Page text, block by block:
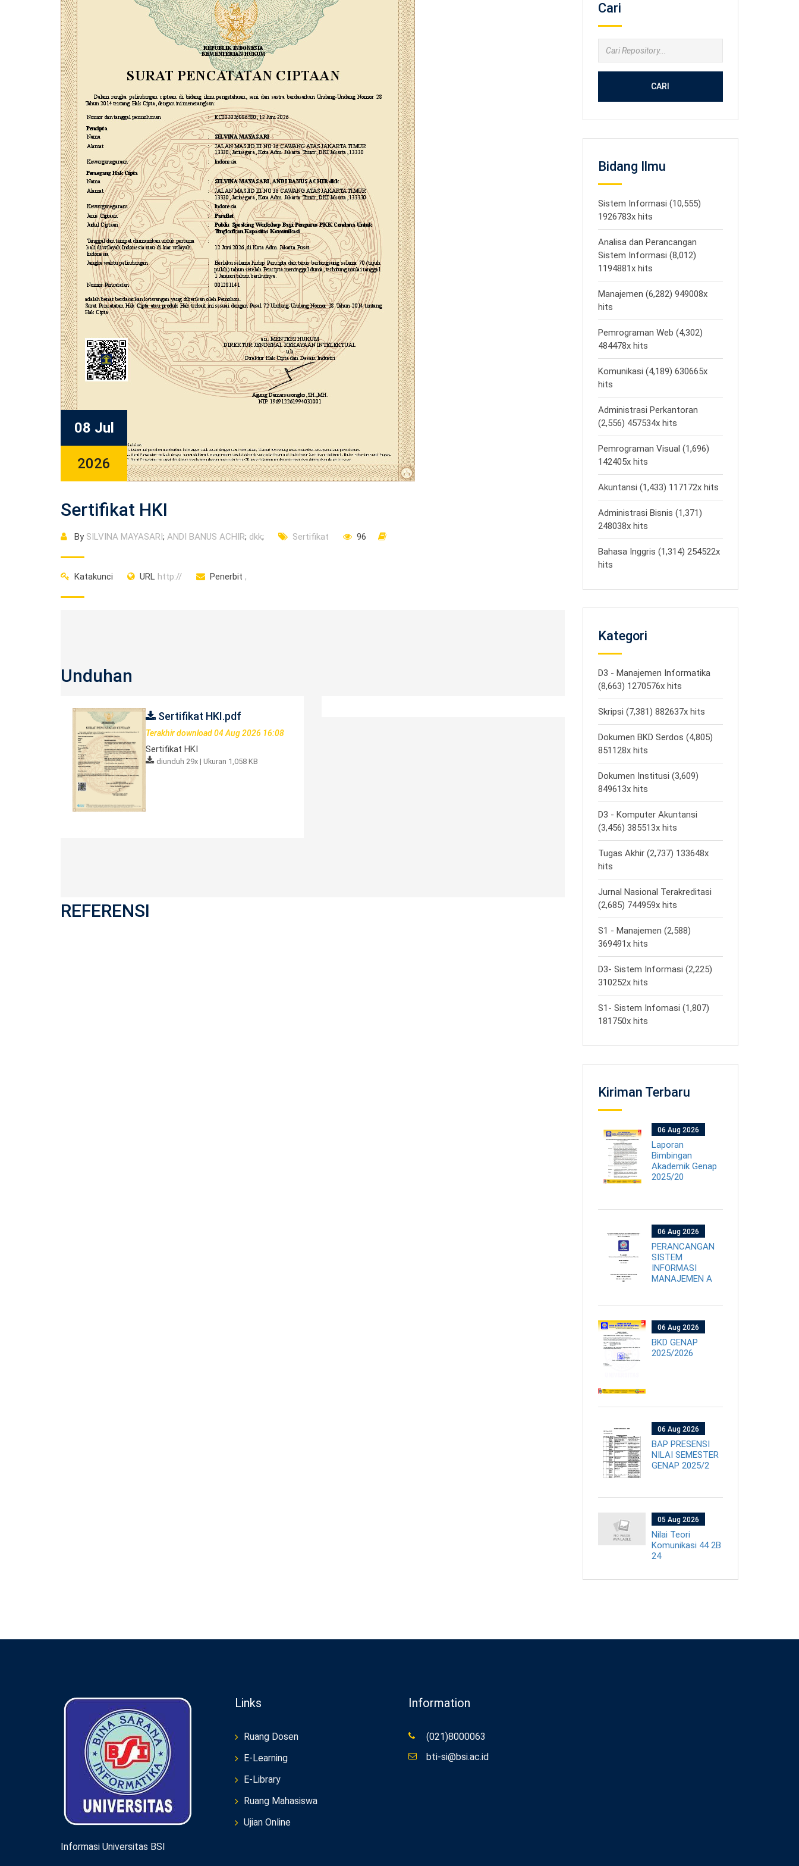
08 Jul
2026
Sertifikat HKI
By SILVINA MAYASARI; ANDI BANUS ACHIR; dkk; Sertifikat 96
Katakunci URL http:// Penerbit ,
Unduhan
Sertifikat HKI.pdf
Terakhir download 04 Aug 2026 16:08
Sertifikat HKI
diunduh 29x | Ukuran 1,058 KB
REFERENSI
Cari
CARI
Bidang Ilmu
Sistem Informasi (10,555)
1926783x hits
Analisa dan Perancangan
Sistem Informasi (8,012)
1194881x hits
Manajemen (6,282) 949008x
hits
Pemrograman Web (4,302)
484478x hits
Komunikasi (4,189) 630665x
hits
Administrasi Perkantoran
(2,556) 457534x hits
Pemrograman Visual (1,696)
142405x hits
Akuntansi (1,433) 117172x hits
Administrasi Bisnis (1,371)
248038x hits
Bahasa Inggris (1,314) 254522x
hits
Kategori
D3 - Manajemen Informatika
(8,663) 1270576x hits
Skripsi (7,381) 882637x hits
Dokumen BKD Serdos (4,805)
851128x hits
Dokumen Institusi (3,609)
849613x hits
D3 - Komputer Akuntansi
(3,456) 385513x hits
Tugas Akhir (2,737) 133648x
hits
Jurnal Nasional Terakreditasi
(2,685) 744959x hits
S1 - Manajemen (2,588)
369491x hits
D3- Sistem Informasi (2,225)
310252x hits
S1- Sistem Infomasi (1,807)
181750x hits
Kiriman Terbaru
06 Aug 2026
Laporan
Bimbingan
Akademik Genap
2025/20
06 Aug 2026
PERANCANGAN
SISTEM
INFORMASI
MANAJEMEN A
06 Aug 2026
BKD GENAP
2025/2026
06 Aug 2026
BAP PRESENSI
NILAI SEMESTER
GENAP 2025/2
05 Aug 2026
Nilai Teori
Komunikasi 44 2B
24
Informasi Universitas BSI
Links
Ruang Dosen
E-Learning
E-Library
Ruang Mahasiswa
Ujian Online
Information
(021)8000063
bti-si@bsi.ac.id